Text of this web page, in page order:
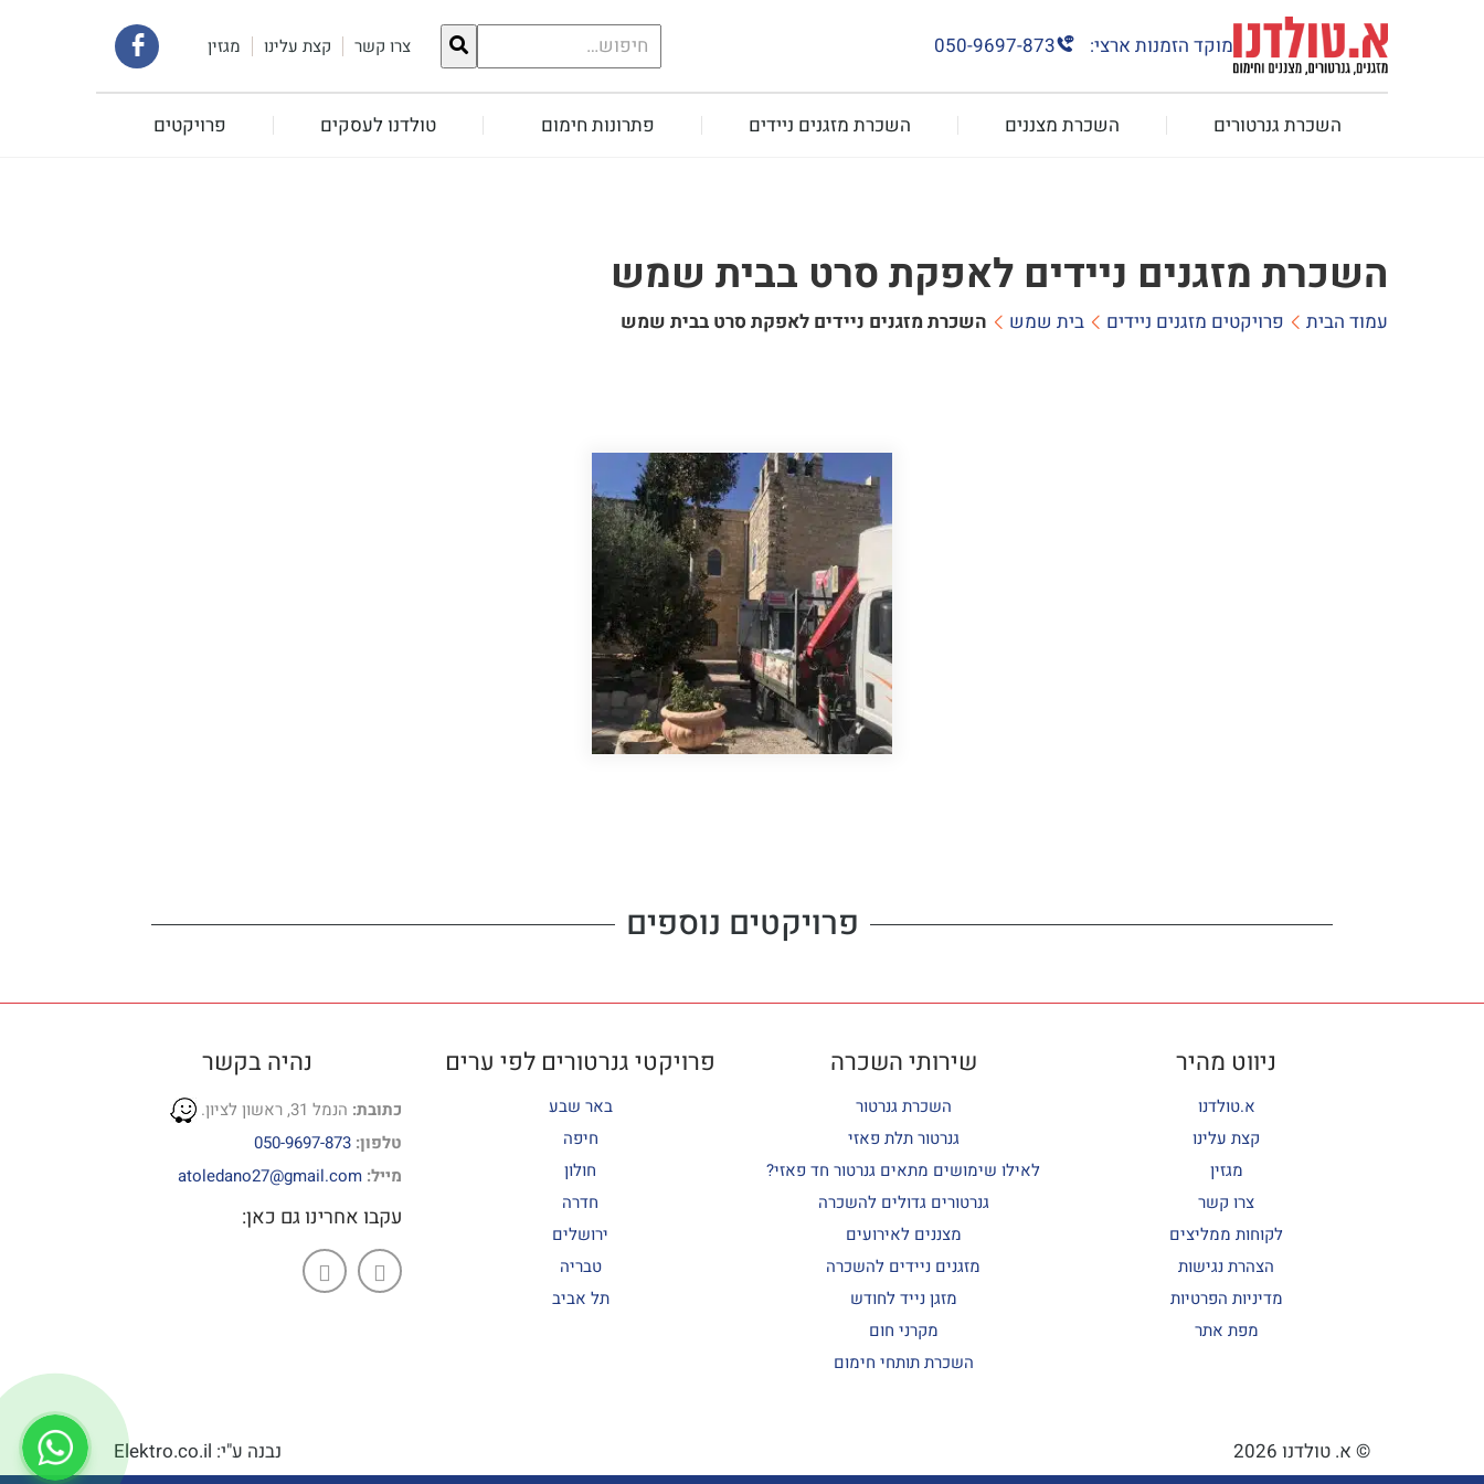
מוקד הזמנות ארצי: 050-9697-873
חיפוש
עבור:
צרו קשר קצת עלינו מגזין
קישור
לעמוד
השכרת גנרטורים השכרת מצננים השכרת מזגנים ניידים פתרונות חימום טולדנו לעסקים פרויקטים
השכרת מזגנים ניידים לאפקת סרט בבית שמש
עמוד הבית פרויקטים מזגנים ניידים בית שמש השכרת מזגנים ניידים לאפקת סרט בבית שמש
פרויקטים נוספים
ניווט מהיר
א.טולדנו
קצת עלינו
מגזין
צרו קשר
לקוחות ממליצים
הצהרת נגישות
מדיניות הפרטיות
מפת אתר
שירותי השכרה
השכרת גנרטור
גנרטור תלת פאזי
לאילו שימושים מתאים גנרטור חד פאזי?
גנרטורים גדולים להשכרה
מצננים לאירועים
מזגנים ניידים להשכרה
מזגן נייד לחודש
מקרני חום
השכרת תותחי חימום
פרויקטי גנרטורים לפי ערים
באר שבע
חיפה
חולון
חדרה
ירושלים
טבריה
תל אביב
נהיה בקשר
כתובת: הנמל 31, ראשון לציון.
טלפון: 050-9697-873
מייל: atoledano27@gmail.com
עקבו אחרינו גם כאן:
© א. טולדנו 2026 נבנה ע"י: Elektro.co.il